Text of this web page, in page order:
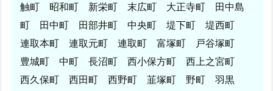
触町 昭和町 新栄町 末広町 大正寺町 田中島
町 田中町 田部井町 中央町 堤下町 堤西町
連取本町 連取元町 連取町 富塚町 戸谷塚町
豊城町 中町 長沼町 西小保方町 西上之宮町
西久保町 西田町 西野町 韮塚町 野町 羽黒